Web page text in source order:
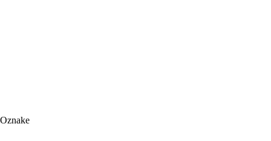
Oznake